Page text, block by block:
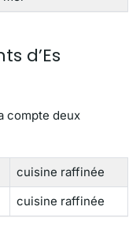
d’Es
compte deux
cuisine raffinée
cuisine raffinée